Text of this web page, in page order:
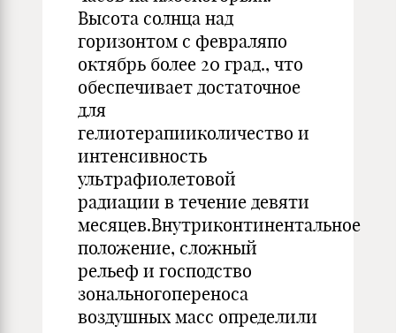
Высота солнца над
горизонтом с февраляпо
октябрь более 20 град., что
обеспечивает достаточное
для
гелиотерапииколичество и
интенсивность
ультрафиолетовой
радиации в течение девяти
месяцев.Внутриконтинентальное
положение, сложный
рельеф и господство
зональногопереноса
воздушных масс определили